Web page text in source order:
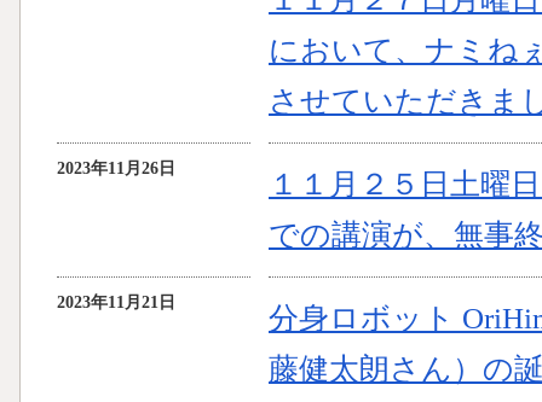
において、ナミね
させていただきま
2023年11月26日
１１月２５日土曜
での講演が、無事
2023年11月21日
分身ロボット
藤健太朗さん）の